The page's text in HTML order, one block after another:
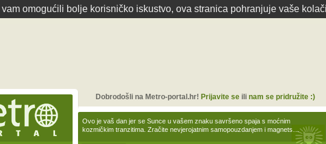
vam omogućili bolje korisničko iskustvo, ova stranica pohranjuje vaše
Ovo je vaš dan jer se Sunce u vašem znaku savršeno spaja s moćnim
kozmičkim tranzitima. Zračite nevjerojatnim samopouzdanjem i magnets…
Dobrodošli na Metro-portal.hr! Prijavite seili nam se pridružite :)